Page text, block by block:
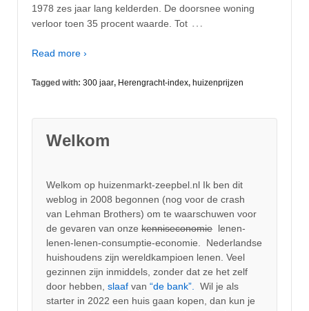
1978 zes jaar lang kelderden. De doorsnee woning
verloor toen 35 procent waarde. Tot …
Read more ›
Tagged with: 300 jaar, Herengracht-index, huizenprijzen
Welkom
Welkom op huizenmarkt-zeepbel.nl Ik ben dit
weblog in 2008 begonnen (nog voor de crash
van Lehman Brothers) om te waarschuwen voor
de gevaren van onze kenniseconomie lenen-
lenen-lenen-consumptie-economie. Nederlandse
huishoudens zijn wereldkampioen lenen. Veel
gezinnen zijn inmiddels, zonder dat ze het zelf
door hebben, slaaf van “de bank”.
Wil je als
starter in 2022 een huis gaan kopen, dan kun je